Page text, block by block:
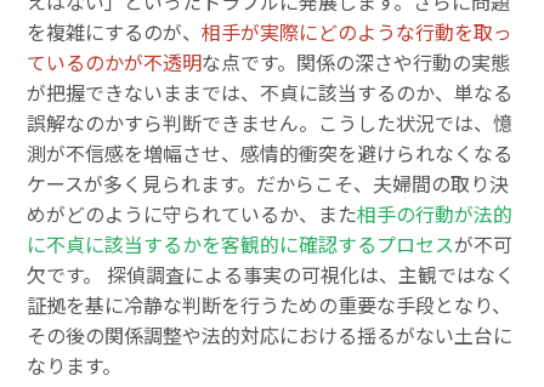
を複雑にするのが、相手が実際にどのような行動を取っ
ているのかが不透明な点です。関係の深さや行動の実態
が把握できないままでは、不貞に該当するのか、単なる
誤解なのかすら判断できません。こうした状況では、憶
測が不信感を増幅させ、感情的衝突を避けられなくなる
ケースが多く見られます。だからこそ、夫婦間の取り決
めがどのように守られているか、また相手の行動が法的
に不貞に該当するかを客観的に確認するプロセスが不可
欠です。 探偵調査による事実の可視化は、主観ではなく
証拠を基に冷静な判断を行うための重要な手段となり、
その後の関係調整や法的対応における揺るがない土台に
なります。